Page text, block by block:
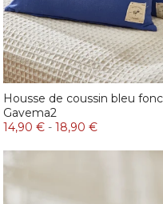
Housse de coussin bleu
Gavema2
14,90 € - 18,90 €